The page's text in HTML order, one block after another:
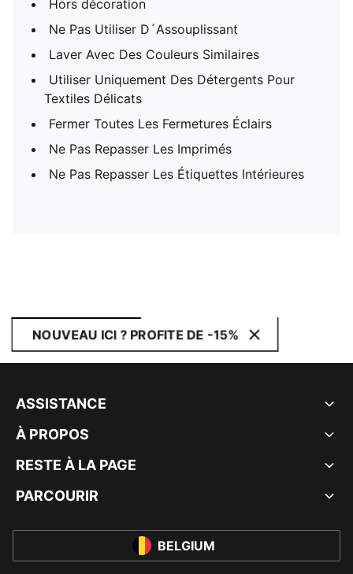
Hors décoration
Ne Pas Utiliser D´Assouplissant
Laver Avec Des Couleurs Similaires
Utiliser Uniquement Des Détergents Pour
Textiles Délicats
Fermer Toutes Les Fermetures Éclairs
Ne Pas Repasser Les Imprimés
Ne Pas Repasser Les Étiquettes Intérieures
NOUVEAU ICI ? PROFITE DE -15%
ASSISTANCE
À PROPOS
RESTE À LA PAGE
PARCOURIR
BELGIUM